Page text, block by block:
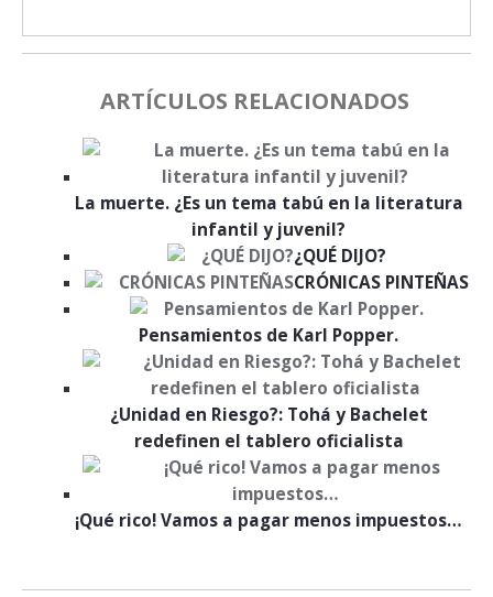
ARTÍCULOS RELACIONADOS
La muerte. ¿Es un tema tabú en la literatura
infantil y juvenil?
¿QUÉ DIJO?
CRÓNICAS PINTEÑAS
Pensamientos de Karl Popper.
¿Unidad en Riesgo?: Tohá y Bachelet
redefinen el tablero oficialista
¡Qué rico! Vamos a pagar menos impuestos…